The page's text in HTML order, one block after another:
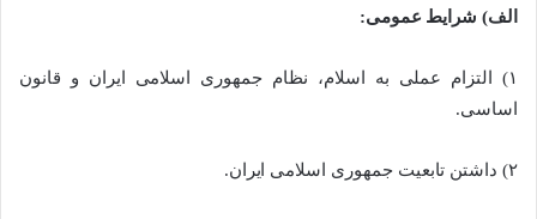
الف) شرایط عمومی:
۱) التزام عملی به اسلام، نظام جمهوری اسلامی ایران و قانون
اساسی.
۲) داشتن تابعیت جمهوری اسلامی ایران.